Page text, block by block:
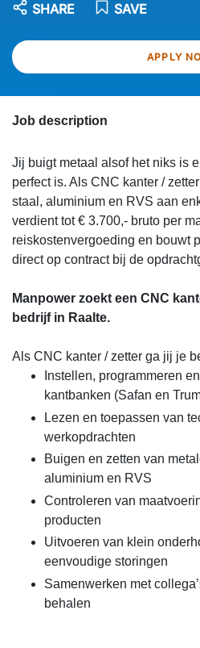
APPLY
SAVE
SHARE
Job description
Jij buigt metaal alsof het niks is
perfect is. Als CNC kanter /
staal, aluminium en RVS aan
verdient tot € 3.700,- bruto per
reiskostenvergoeding en bouwt
direct op contract bij de
Manpower zoekt een CNC
bedrijf in Raalte.
Als CNC kanter / zetter ga jij je
Instellen, programmeren
kantbanken (Safan en
Lezen en toepassen van
werkopdrachten
Buigen en zetten van
aluminium en RVS
Controleren van
producten
Uitvoeren van klein
eenvoudige storingen
Samenwerken met
behalen